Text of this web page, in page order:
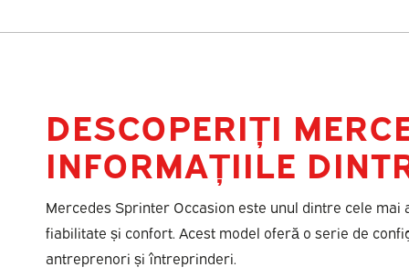
DESCOPERIȚI
INFORMAȚIILE
Mercedes Sprinter Occasion este unul dintre cele
fiabilitate și confort. Acest model oferă o serie de
antreprenori și întreprinderi.